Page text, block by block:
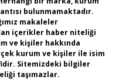
bulunmamaktadır.
makaleler
içerikler haber niteliği
ve kişiler hakkında
kurum ve kişiler ile isim
Sitemizdeki bilgiler
taşımazlar.